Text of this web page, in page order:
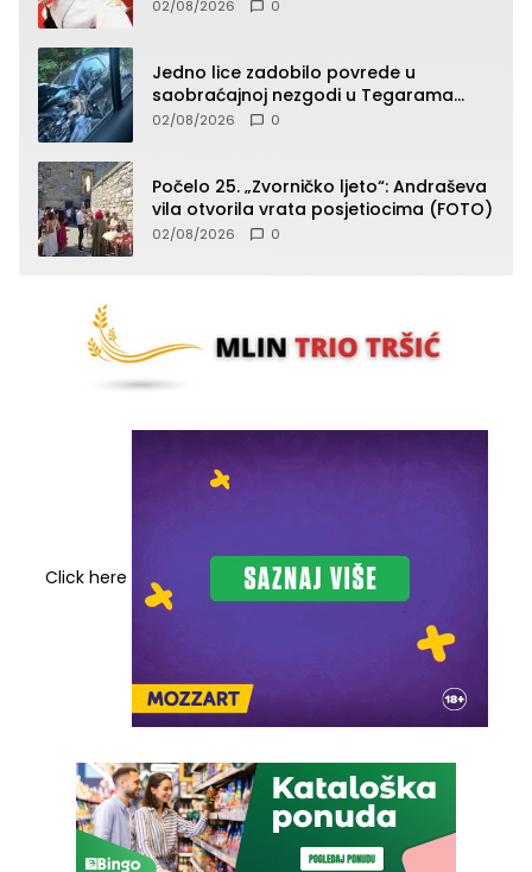
02/08/2026 0
Jedno lice zadobilo povrede u
saobraćajnoj nezgodi u Tegarama
(FOTO)
02/08/2026 0
Počelo 25. „Zvorničko ljeto“: Andraševa
vila otvorila vrata posjetiocima (FOTO)
02/08/2026 0
Click here